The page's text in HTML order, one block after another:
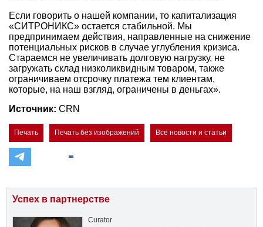
Если говорить о нашей компании, то капитализация
«СИТРОНИКС» остается стабильной. Мы
предпринимаем действия, направленные на снижение
потенциальных рисков в случае углубления кризиса.
Стараемся не увеличивать долговую нагрузку, не
загружать склад низколиквидным товаром, также
ограничиваем отсрочку платежа тем клиентам,
которые, на наш взгляд, ограничены в деньгах».
Источник: CRN
Печать Печать без изображений Все новости и статьи
Успех в партнерстве
Curator